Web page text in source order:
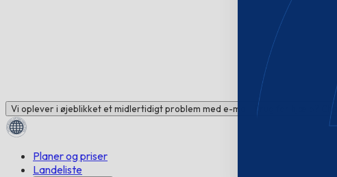
Vi oplever i øjeblikket et midlertidigt problem med e-mail. Brug for hjælp?
Planer og priser
Landeliste